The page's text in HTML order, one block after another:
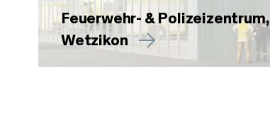
Feuerwehr- & Polizeizentrum,
Wetzikon